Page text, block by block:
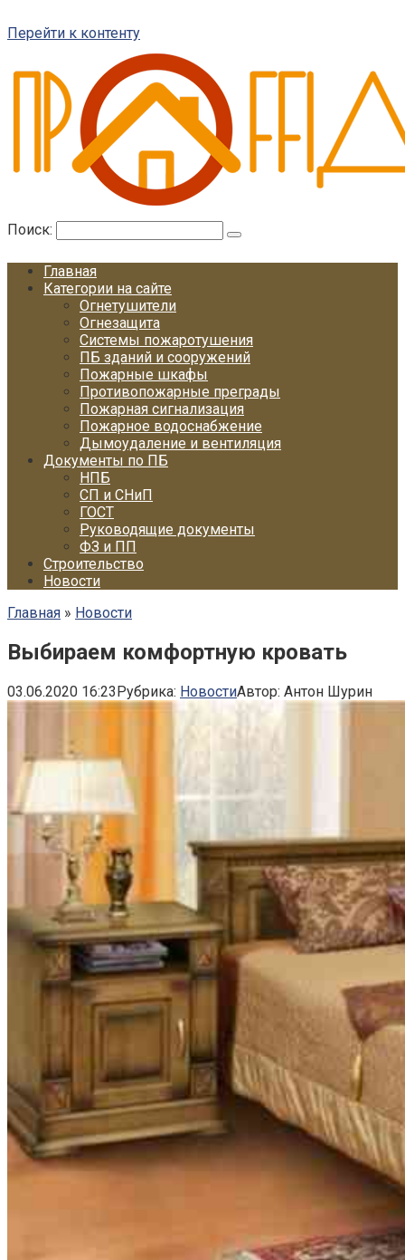
Перейти к контенту
Поиск:
Главная
Категории на сайте
Огнетушители
Огнезащита
Системы пожаротушения
ПБ зданий и сооружений
Пожарные шкафы
Противопожарные преграды
Пожарная сигнализация
Пожарное водоснабжение
Дымоудаление и вентиляция
Документы по ПБ
НПБ
СП и СНиП
ГОСТ
Руководящие документы
ФЗ и ПП
Строительство
Новости
Главная » Новости
Выбираем комфортную кровать
03.06.2020 16:23Рубрика: НовостиАвтор: Антон Шурин